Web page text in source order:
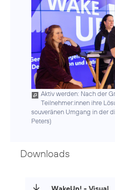
Aktiv werden: Nach der
Teilnehmer:innen ihre
souveränen Umgang in der
Peters)
Downloads